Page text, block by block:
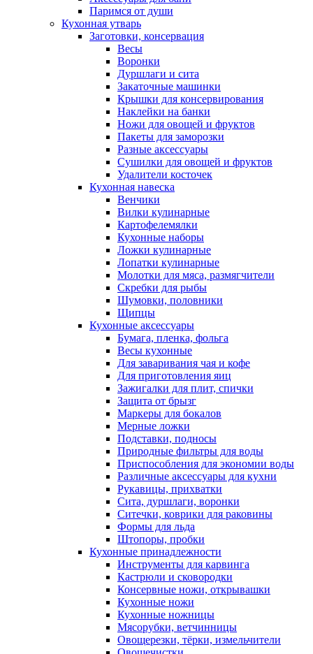
Паримся от души
Кухонная утварь
Заготовки, консервация
Весы
Воронки
Дуршлаги и сита
Закаточные машинки
Крышки для консервирования
Наклейки на банки
Ножи для овощей и фруктов
Пакеты для заморозки
Разные аксессуары
Сушилки для овощей и фруктов
Удалители косточек
Кухонная навеска
Венчики
Вилки кулинарные
Картофелемялки
Кухонные наборы
Ложки кулинарные
Лопатки кулинарные
Молотки для мяса, размягчители
Скребки для рыбы
Шумовки, половники
Щипцы
Кухонные аксессуары
Бумага, пленка, фольга
Весы кухонные
Для заваривания чая и кофе
Для приготовления яиц
Зажигалки для плит, спички
Защита от брызг
Маркеры для бокалов
Мерные ложки
Подставки, подносы
Природные фильтры для воды
Приспособления для экономии воды
Различные аксессуары для кухни
Рукавицы, прихватки
Сита, дуршлаги, воронки
Ситечки, коврики для раковины
Формы для льда
Штопоры, пробки
Кухонные принадлежности
Инструменты для карвинга
Кастрюли и сковородки
Консервные ножи, открывашки
Кухонные ножи
Кухонные ножницы
Мясорубки, ветчинницы
Овощерезки, тёрки, измельчители